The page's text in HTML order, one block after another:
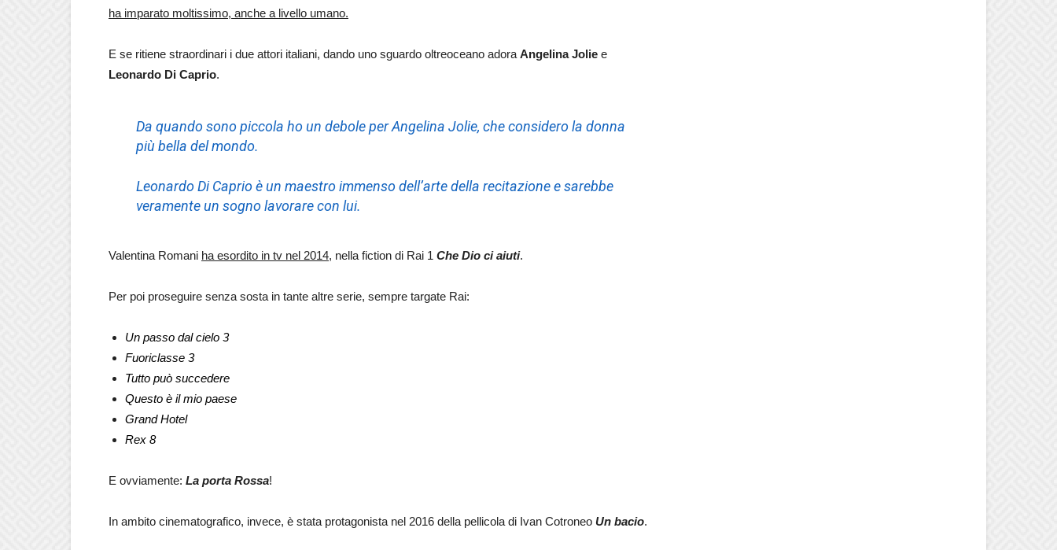
ha imparato moltissimo, anche a livello umano.
E se ritiene straordinari i due attori italiani, dando uno sguardo oltreoceano adora Angelina Jolie e
Leonardo Di Caprio.
Da quando sono piccola ho un debole per Angelina Jolie, che considero la donna
più bella del mondo.
Leonardo Di Caprio è un maestro immenso dell’arte della recitazione e sarebbe
veramente un sogno lavorare con lui.
Valentina Romani ha esordito in tv nel 2014, nella fiction di Rai 1 Che Dio ci aiuti.
Per poi proseguire senza sosta in tante altre serie, sempre targate Rai:
Un passo dal cielo 3
Fuoriclasse 3
Tutto può succedere
Questo è il mio paese
Grand Hotel
Rex 8
E ovviamente: La porta Rossa!
In ambito cinematografico, invece, è stata protagonista nel 2016 della pellicola di Ivan Cotroneo Un bacio.